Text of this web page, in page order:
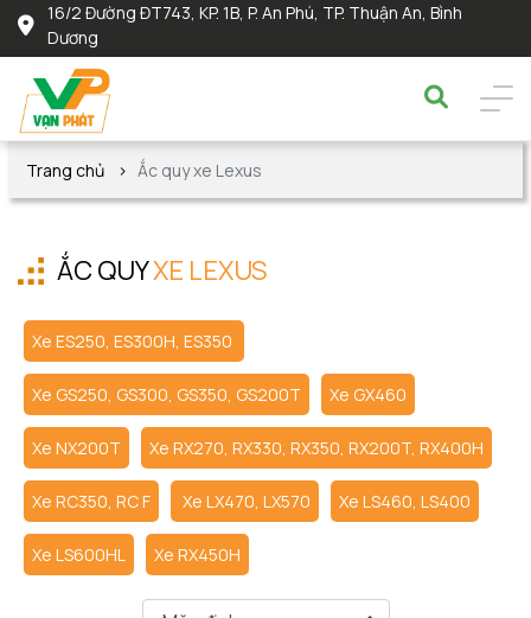
16/2 Đường ĐT743, KP. 1B, P. An Phú, TP. Thuận An, Bình
Dương
Trang chủ Ắc quy xe Lexus
ẮC QUYXE LEXUS
Xe ES250, ES300H, ES350
Xe GS250, GS300, GS350, GS200T Xe GX460
Xe NX200T Xe RX270, RX330, RX350, RX200T, RX400H
Xe RC350, RC F Xe LX470, LX570 Xe LS460, LS400
Xe LS600HL Xe RX450H